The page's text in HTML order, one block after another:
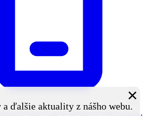
ďalšie aktuality z nášho webu.
×